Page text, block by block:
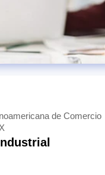
de Comercio